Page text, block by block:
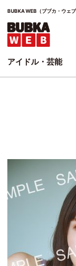
BUBKA WEB（ブブカ・ウェ
アイドル・芸能